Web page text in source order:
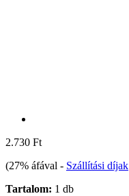
2.730 Ft
(27% áfával - Szállítási díjak
Tartalom: 1 db